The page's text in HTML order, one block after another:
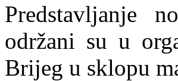
Predstavljanje
održani su u
Brijeg u sklopu